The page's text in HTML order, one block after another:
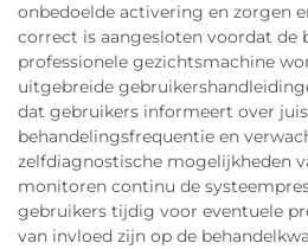
onbedoelde activering en zorgen
correct is aangesloten voordat de
professionele gezichtsmachine
uitgebreide
dat gebruikers informeert over
behandelingsfrequentie en
zelfdiagnostische mogelijkheden
monitoren continu de
gebruikers tijdig voor eventuele
van invloed zijn op de